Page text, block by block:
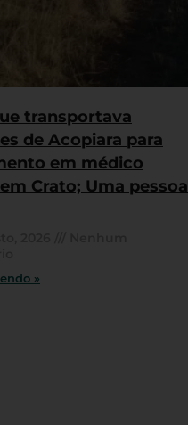
transportava
de Acopiara para
em médico
Crato; Uma pessoa
»